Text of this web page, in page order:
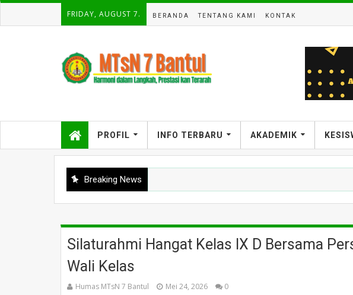
FRIDAY, AUGUST 7. BERANDA TENTANG KAMI KONTAK
PROFIL INFO TERBARU AKADEMIK
Breaking News
Inovasi Digital di Lapangan, Guru PJOK MTsN 7 Bantul Manfaatkan Aplikasi Strava
Silaturahmi Hangat Kelas IX D Bersama
Wali Kelas
Humas MTsN 7 Bantul Mei 24, 2026 0